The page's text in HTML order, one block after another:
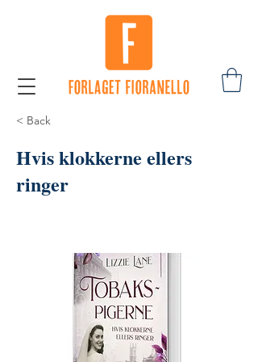
< Back
Hvis klokkerne ellers
ringer